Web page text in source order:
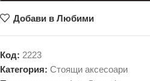
Добави в Любими
Код: 2223
Категория: Стоящи aксесоари